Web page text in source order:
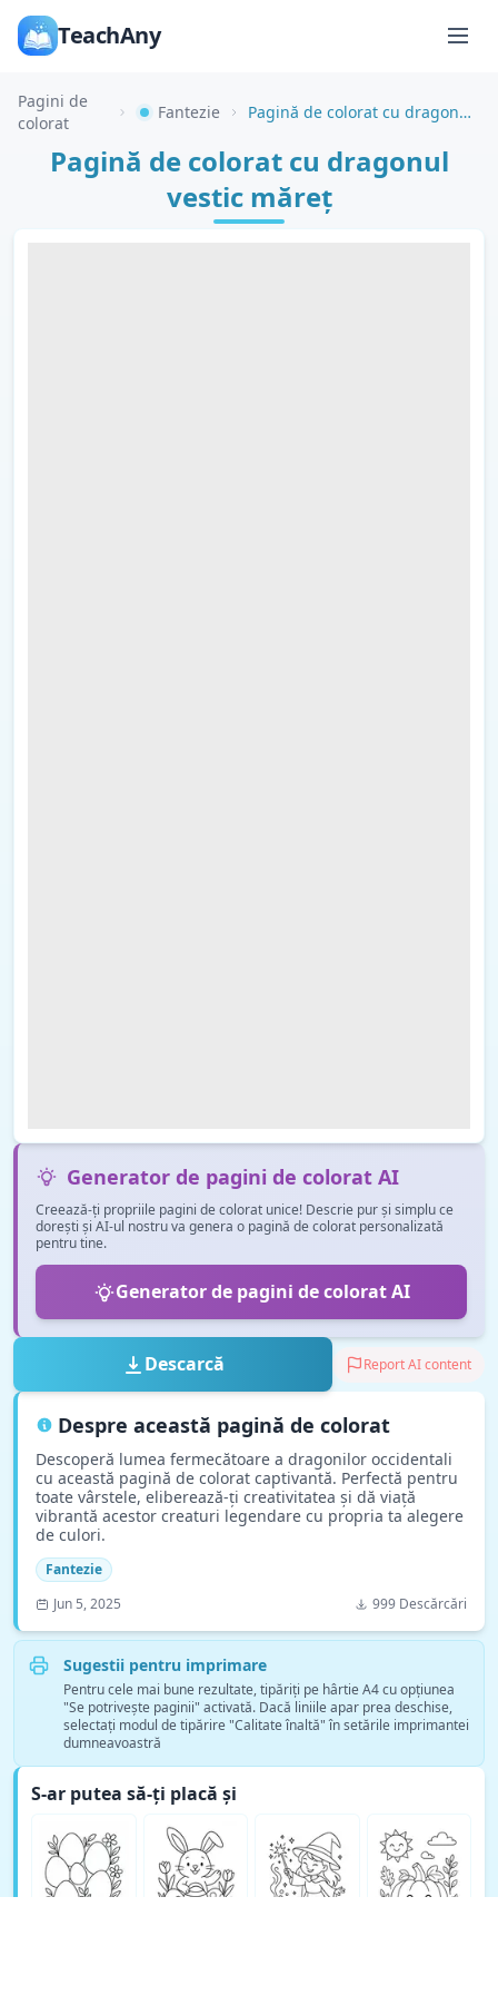
TeachAny
Pagini de
colorat
Fantezie Pagină de colorat cu dragonul vestic măreț
Pagină de colorat cu dragonul
vestic măreț
Generator de pagini de colorat AI
Creează-ți propriile pagini de colorat unice! Descrie pur și simplu ce
dorești și AI-ul nostru va genera o pagină de colorat personalizată
pentru tine.
Generator de pagini de colorat AI
Descarcă Report AI content
Despre această pagină de colorat
Descoperă lumea fermecătoare a dragonilor occidentali
cu această pagină de colorat captivantă. Perfectă pentru
toate vârstele, eliberează-ți creativitatea și dă viață
vibrantă acestor creaturi legendare cu propria ta alegere
de culori.
Fantezie
Jun 5, 2025
999 Descărcări
Sugestii pentru imprimare
Pentru cele mai bune rezultate, tipăriți pe hârtie A4 cu opțiunea
"Se potrivește paginii" activată. Dacă liniile apar prea deschise,
selectați modul de tipărire "Calitate înaltă" în setările imprimantei
dumneavoastră
S-ar putea să-ți placă și